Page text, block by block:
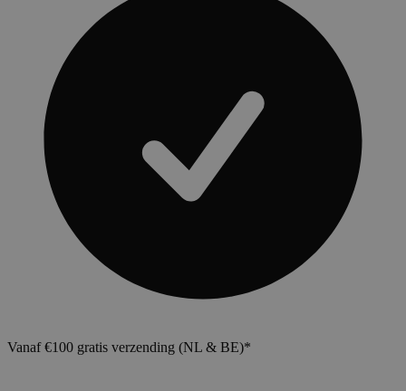
Vanaf €100 gratis verzending (NL & BE)*